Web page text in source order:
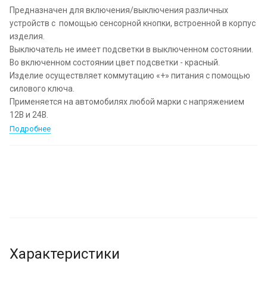
Предназначен для включения/выключения различных
устройств с помощью сенсорной кнопки, встроенной в корпус
изделия.
Выключатель не имеет подсветки в выключенном состоянии.
Во включенном состоянии цвет подсветки - красный.
Изделие осуществляет коммутацию «+» питания с помощью
силового ключа.
Применяется на автомобилях любой марки с напряжением
12В и 24В.
Подробнее
Характеристики